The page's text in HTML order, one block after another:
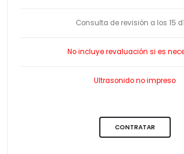
Consulta de revisión a los 15
No incluye revaluación si es
Ultrasonido no impreso
CONTRATAR